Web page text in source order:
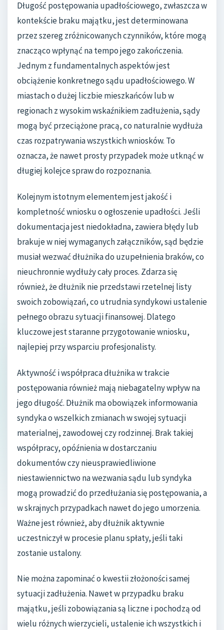
Długość postępowania upadłościowego, zwłaszcza w
kontekście braku majątku, jest determinowana
przez szereg zróżnicowanych czynników, które mogą
znacząco wpłynąć na tempo jego zakończenia.
Jednym z fundamentalnych aspektów jest
obciążenie konkretnego sądu upadłościowego. W
miastach o dużej liczbie mieszkańców lub w
regionach z wysokim wskaźnikiem zadłużenia, sądy
mogą być przeciążone pracą, co naturalnie wydłuża
czas rozpatrywania wszystkich wniosków. To
oznacza, że nawet prosty przypadek może utknąć w
długiej kolejce spraw do rozpoznania.
Kolejnym istotnym elementem jest jakość i
kompletność wniosku o ogłoszenie upadłości. Jeśli
dokumentacja jest niedokładna, zawiera błędy lub
brakuje w niej wymaganych załączników, sąd będzie
musiał wezwać dłużnika do uzupełnienia braków, co
nieuchronnie wydłuży cały proces. Zdarza się
również, że dłużnik nie przedstawi rzetelnej listy
swoich zobowiązań, co utrudnia syndykowi ustalenie
pełnego obrazu sytuacji finansowej. Dlatego
kluczowe jest staranne przygotowanie wniosku,
najlepiej przy wsparciu profesjonalisty.
Aktywność i współpraca dłużnika w trakcie
postępowania również mają niebagatelny wpływ na
jego długość. Dłużnik ma obowiązek informowania
syndyka o wszelkich zmianach w swojej sytuacji
materialnej, zawodowej czy rodzinnej. Brak takiej
współpracy, opóźnienia w dostarczaniu
dokumentów czy nieusprawiedliwione
niestawiennictwo na wezwania sądu lub syndyka
mogą prowadzić do przedłużania się postępowania, a
w skrajnych przypadkach nawet do jego umorzenia.
Ważne jest również, aby dłużnik aktywnie
uczestniczył w procesie planu spłaty, jeśli taki
zostanie ustalony.
Nie można zapominać o kwestii złożoności samej
sytuacji zadłużenia. Nawet w przypadku braku
majątku, jeśli zobowiązania są liczne i pochodzą od
wielu różnych wierzycieli, ustalenie ich wszystkich i